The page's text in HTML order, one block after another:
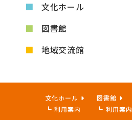
文化ホール
図書館
地域交流館
文化ホール
利用案内
図書館
利用案内